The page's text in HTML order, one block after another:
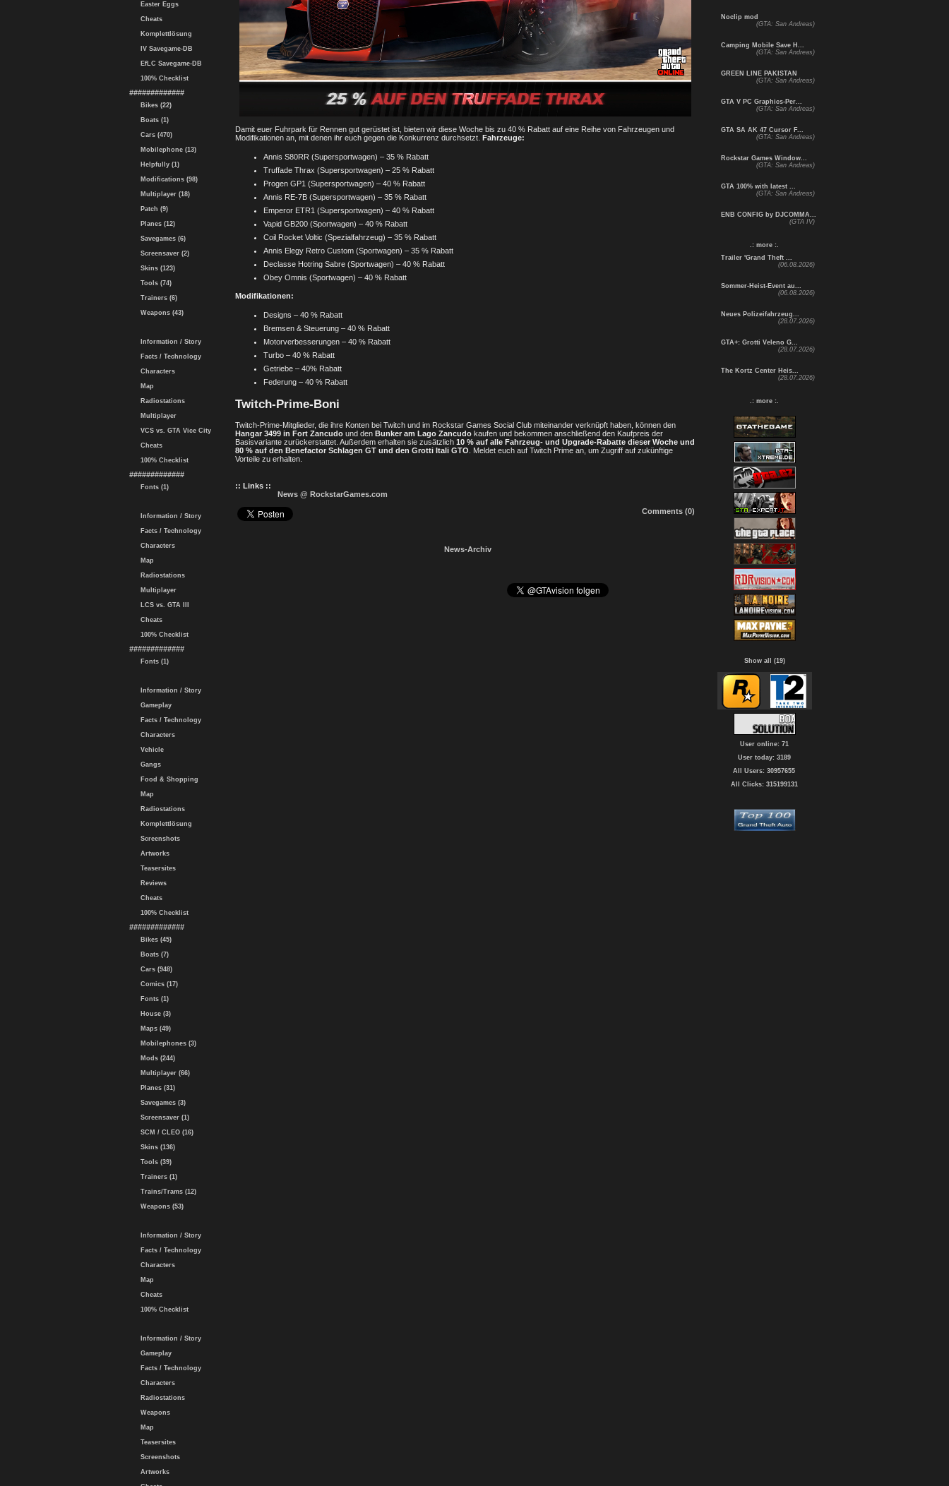
Easter Eggs
Cheats
Komplettlösung
IV Savegame-DB
EfLC Savegame-DB
100% Checklist
#############
Bikes (22)
Boats (1)
Cars (470)
Mobilephone (13)
Helpfully (1)
Modifications (98)
Multiplayer (18)
Patch (9)
Planes (12)
Savegames (6)
Screensaver (2)
Skins (123)
Tools (74)
Trainers (6)
Weapons (43)
Information / Story
Facts / Technology
Characters
Map
Radiostations
Multiplayer
VCS vs. GTA Vice City
Cheats
100% Checklist
#############
Fonts (1)
Information / Story
Facts / Technology
Characters
Map
Radiostations
Multiplayer
LCS vs. GTA III
Cheats
100% Checklist
#############
Fonts (1)
Information / Story
Gameplay
Facts / Technology
Characters
Vehicle
Gangs
Food & Shopping
Map
Radiostations
Komplettlösung
Screenshots
Artworks
Teasersites
Reviews
Cheats
100% Checklist
#############
Bikes (45)
Boats (7)
Cars (948)
Comics (17)
Fonts (1)
House (3)
Maps (49)
Mobilephones (3)
Mods (244)
Multiplayer (66)
Planes (31)
Savegames (3)
Screensaver (1)
SCM / CLEO (16)
Skins (136)
Tools (39)
Trainers (1)
Trains/Trams (12)
Weapons (53)
Information / Story
Facts / Technology
Characters
Map
Cheats
100% Checklist
Information / Story
Gameplay
Facts / Technology
Characters
Radiostations
Weapons
Map
Teasersites
Screenshots
Artworks
Damit euer Fuhrpark für Rennen gut gerüstet ist, bieten wir diese Woche bis zu 40 % Rabatt auf eine Reihe von Fahrzeugen und
Modifikationen an, mit denen ihr euch gegen die Konkurrenz durchsetzt. Fahrzeuge:
Annis S80RR (Supersportwagen) – 35 % Rabatt
Truffade Thrax (Supersportwagen) – 25 % Rabatt
Progen GP1 (Supersportwagen) – 40 % Rabatt
Annis RE-7B (Supersportwagen) – 35 % Rabatt
Emperor ETR1 (Supersportwagen) – 40 % Rabatt
Vapid GB200 (Sportwagen) – 40 % Rabatt
Coil Rocket Voltic (Spezialfahrzeug) – 35 % Rabatt
Annis Elegy Retro Custom (Sportwagen) – 35 % Rabatt
Declasse Hotring Sabre (Sportwagen) – 40 % Rabatt
Obey Omnis (Sportwagen) – 40 % Rabatt
Modifikationen:
Designs – 40 % Rabatt
Bremsen & Steuerung – 40 % Rabatt
Motorverbesserungen – 40 % Rabatt
Turbo – 40 % Rabatt
Getriebe – 40% Rabatt
Federung – 40 % Rabatt
Twitch-Prime-Boni
Twitch-Prime-Mitglieder, die ihre Konten bei Twitch und im Rockstar Games Social Club miteinander verknüpft haben, können den
Hangar 3499 in Fort Zancudo und den Bunker am Lago Zancudo kaufen und bekommen anschließend den Kaufpreis der
Basisvariante zurückerstattet. Außerdem erhalten sie zusätzlich 10 % auf alle Fahrzeug- und Upgrade-Rabatte dieser Woche und
80 % auf den Benefactor Schlagen GT und den Grotti Itali GTO . Meldet euch auf Twitch Prime an, um Zugriff auf zukünftige
Vorteile zu erhalten.
:: Links ::
News @ RockstarGames.com
Comments (0)
News-Archiv
Noclip mod
(GTA: San Andreas)
Camping Mobile Save H...
(GTA: San Andreas)
GREEN LINE PAKISTAN
(GTA: San Andreas)
GTA V PC Graphics-Per...
(GTA: San Andreas)
GTA SA AK 47 Cursor F...
(GTA: San Andreas)
Rockstar Games Window...
(GTA: San Andreas)
GTA 100% with latest ...
(GTA: San Andreas)
ENB CONFIG by DJCOMMA...
(GTA IV)
.: more :.
Trailer 'Grand Theft ...
(06.08.2026)
Sommer-Heist-Event au...
(06.08.2026)
Neues Polizeifahrzeug...
(28.07.2026)
GTA+: Grotti Veleno G...
(28.07.2026)
The Kortz Center Heis...
(28.07.2026)
.: more :.
Show all (19)
User online: 71
User today: 3189
All Users: 30957655
All Clicks: 315199131